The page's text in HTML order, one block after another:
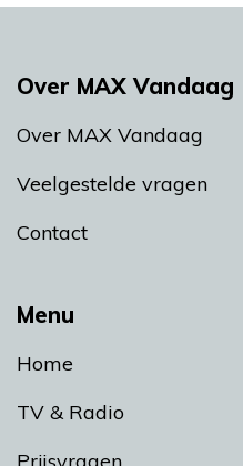
Menu
Home
TV & Radio
Over MAX Vandaag
Over MAX Vandaag
Veelgestelde vragen
Contact